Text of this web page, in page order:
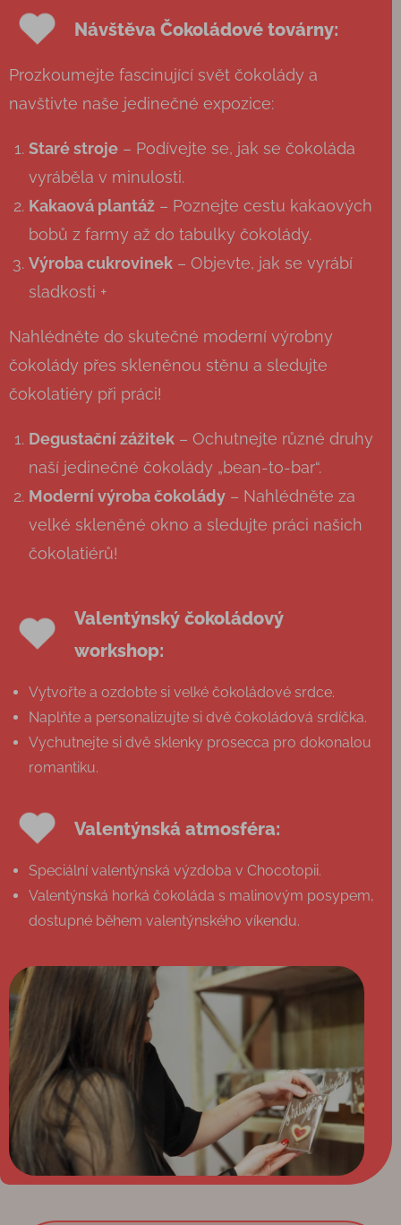
Návštěva Čokoládové továrny:
Prozkoumejte fascinující svět čokolády a
navštivte naše jedinečné expozice:
Staré stroje – Podívejte se, jak se čokoláda
vyráběla v minulosti.
Kakaová plantáž – Poznejte cestu kakaových
bobů z farmy až do tabulky čokolády.
Výroba cukrovinek – Objevte, jak se vyrábí
sladkosti +
Nahlédněte do skutečné moderní výrobny
čokolády přes skleněnou stěnu a sledujte
čokolatiéry při práci!
Degustační zážitek – Ochutnejte různé druhy
naší jedinečné čokolády „bean-to-bar“.
Moderní výroba čokolády – Nahlédněte za
velké skleněné okno a sledujte práci našich
čokolatiérů!
Valentýnský čokoládový
workshop:
Vytvořte a ozdobte si velké čokoládové srdce.
Naplňte a personalizujte si dvě čokoládová srdíčka.
Vychutnejte si dvě sklenky prosecca pro dokonalou
romantiku.
Valentýnská atmosféra:
Speciální valentýnská výzdoba v Chocotopii.
Valentýnská horká čokoláda s malinovým posypem,
dostupné během valentýnského víkendu.